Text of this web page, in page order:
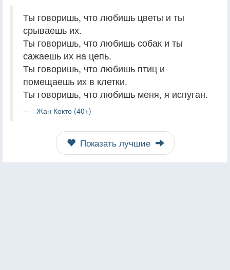
Ты говоришь, что любишь цветы и ты
срываешь их.
Ты говоришь, что любишь собак и ты
сажаешь их на цепь.
Ты говоришь, что любишь птиц и
помещаешь их в клетки.
Ты говоришь, что любишь меня, я испуган.
Жан Кокто (40+)
Показать лучшие